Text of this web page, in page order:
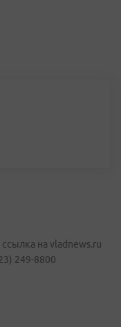
на vladnews.ru
249-8800